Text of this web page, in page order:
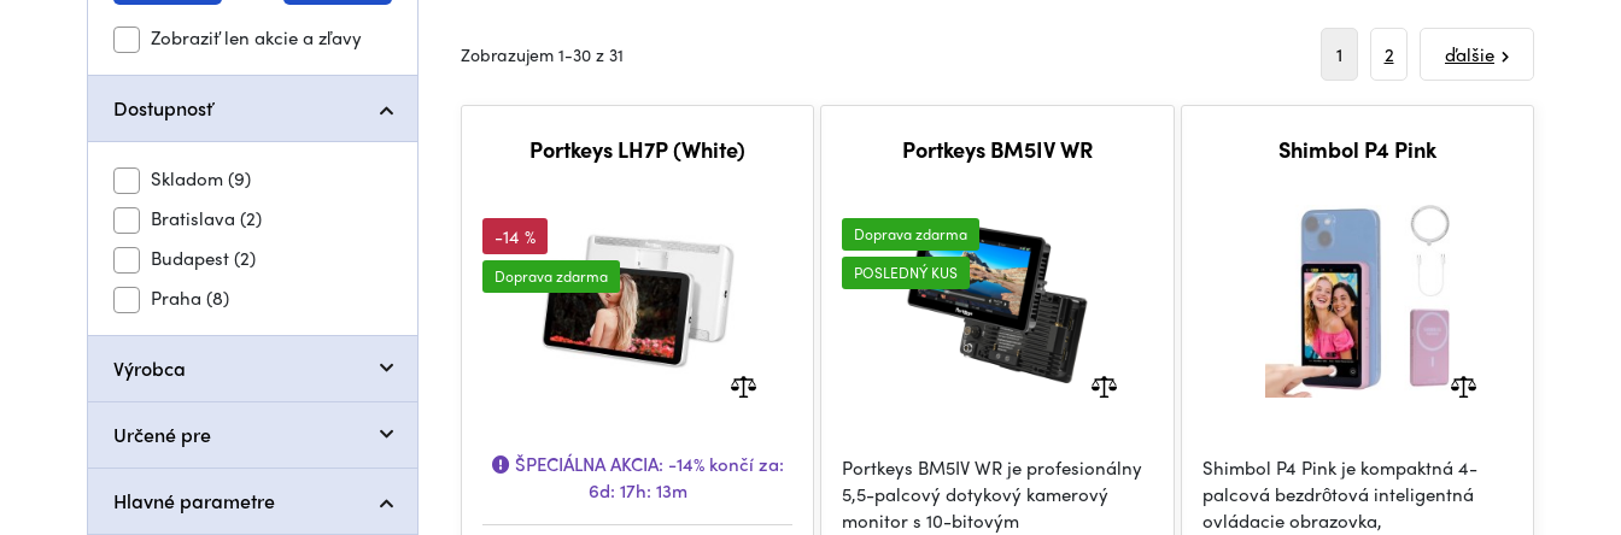
Zobraziť len akcie a zľavy
Dostupnosť
Skladom(9)
Bratislava (2)
Budapest(2)
Praha (8)
Výrobca
Určené pre
Hlavné parametre
Zobrazujem 1-30 z 31 1 2 ďalšie
Portkeys LH7P (White)
-14 %
Doprava zdarma
ŠPECIÁLNA AKCIA: -14%končí za:
6d: 17h: 13m
Portkeys BM5IV WR
Doprava zdarma
POSLEDNÝ KUS
Portkeys BM5IV WR je profesionálny
5,5-palcový dotykový kamerový
monitor s 10-bitovým
Shimbol P4 Pink
Shimbol P4 Pink je kompaktná 4-
palcová bezdrôtová inteligentná
ovládacie obrazovka,